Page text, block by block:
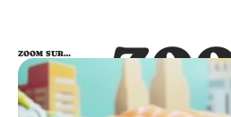
ZOOM SUR…